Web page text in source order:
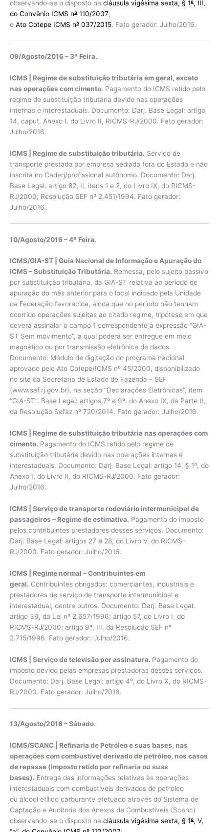
observando-se o disposto na cláusula vigésima sexta, § 1º, III,
do Convênio ICMS nº 110/2007;
e Ato Cotepe ICMS nº 037/2015. Fato gerador: Julho/2016.
09/Agosto/2016 – 3ª Feira.
ICMS | Regime de substituição tributária em geral, exceto
nas operações com cimento. Pagamento do ICMS retido pelo
regime de substituição tributária devido nas operações
internas e interestaduais. Documento: Darj. Base Legal: artigo
14, caput, Anexo I. do Livro II, RICMS-RJ/2000. Fato gerador:
Julho/2016.
ICMS | Regime de substituição tributária. Serviço de
transporte prestado por empresa sediada fora do Estado e não
inscrita no Caderj/profissional autônomo. Documento: Darj.
Base Legal: artigo 82, II, itens 1 e 2, do Livro IX, do RICMS-
RJ/2000; Resolução SEF nº 2.451/1994. Fato gerador:
Julho/2016.
10/Agosto/2016 – 4ª Feira.
ICMS/GIA-ST | Guia Nacional de Informação e Apuração do
ICMS – Substituição Tributária. Remessa, pelo sujeito passivo
por substituição tributária, da GIA-ST relativa ao período de
apuração do mês anterior para o local indicado pela Unidade
da Federação favorecida, ainda que no período não tenham
ocorrido operações sujeitas ao citado regime, hipótese em que
deverá assinalar o campo 1 correspondente à expressão “GIA-
ST Sem movimento”, a qual poderá ser entregue em meio
magnético ou por transmissão eletrônica de dados.
Documento: Módulo de digitação do programa nacional
aprovado pelo Ato Cotepe/ICMS nº 45/2000, disponibilizado
no site da Secretaria de Estado de Fazenda – SEF
(www.sef.rj.gov.br), na seção “Declarações Eletrônicas”, item
“GIA-ST”. Base Legal: artigos 7º e 9º. do Anexo IX, da Parte II,
da Resolução Sefaz nº 720/2014. Fato gerador: Julho/2016.
ICMS | Regime de substituição tributária nas operações com
cimento. Pagamento do ICMS retido pelo regime de
substituição tributária devido nas operações internas e
interestaduais. Documento: Darj. Base Legal: artigo 14, § 1º, do
Anexo I, do Livro II, do RICMS-RJ/2000. Fato gerador:
Julho/2016.
ICMS | Serviço de transporte rodoviário intermunicipal de
passageiros – Regime de estimativa. Pagamento do imposto
pelos contribuintes prestadores desses serviços. Documento:
Darj. Base Legal: artigos 27 e 28, do Livro V, do RICMS-
RJ/2000. Fato gerador: Julho/2016.
ICMS | Regime normal – Contribuintes em
geral. Contribuintes obrigados: comerciantes, industriais e
prestadores de serviço de transporte intermunicipal e
interestadual, dentre outros. Documento: Darj. Base Legal:
artigo 39, da Lei nº 2.657/1996; artigo 57, do Livro I, do
RICMS-RJ/2000; artigo 9º, III, da Resolução SEF nº
2.715/1996. Fato gerador: Julho/2016.
ICMS | Serviço de televisão por assinatura. Pagamento do
imposto devido pelas empresas prestadoras desses serviços.
Documento: Darj. Base Legal: artigo 4º, do Livro X, do RICMS-
RJ/2000. Fato gerador: Julho/2016.
13/Agosto/2016 – Sábado.
ICMS/SCANC | Refinaria de Petróleo e suas bases, nas
operações com combustível derivado de petróleo, nos casos
de repasse (imposto retido por refinaria ou suas
bases). Entrega das informações relativas às operações
interestaduais com combustíveis derivados de petróleo
ou álcool etílico carburante efetuado através do Sistema de
Captação e Auditoria dos Anexos de Combustíveis (Scanc)
observando-se o disposto na cláusula vigésima sexta, § 1º, V,